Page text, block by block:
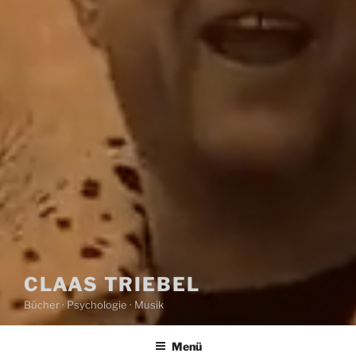
CLAAS TRIEBEL
Bücher · Psychologie · Musik
Menü